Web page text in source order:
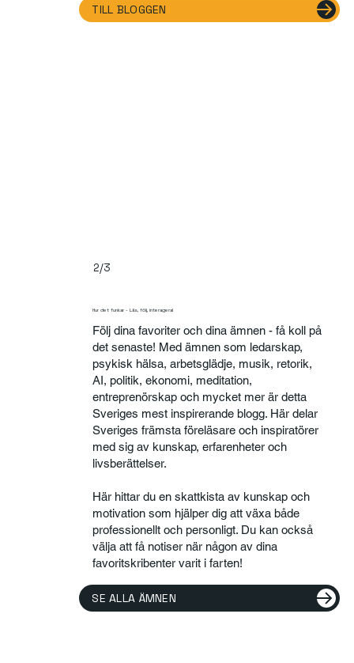
TILL BLOGGEN
2/3
Hur det funkar - Läs, följ, interagera!
Följ dina favoriter och dina ämnen - få koll på
det senaste! Med ämnen som ledarskap,
psykisk hälsa, arbetsglädje, musik, retorik,
AI, politik, ekonomi, meditation,
entreprenörskap och mycket mer är detta
Sveriges mest inspirerande blogg. Här delar
Sveriges främsta föreläsare och inspiratörer
med sig av kunskap, erfarenheter och
livsberättelser.
Här hittar du en skattkista av kunskap och
motivation som hjälper dig att växa både
professionellt och personligt. Du kan också
välja att få notiser när någon av dina
favoritskribenter varit i farten!
SE ALLA ÄMNEN